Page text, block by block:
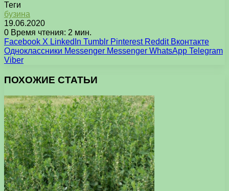
Теги
бузина
19.06.2020
0 Время чтения: 2 мин.
Facebook X LinkedIn Tumblr Pinterest Reddit Вконтакте
Одноклассники Messenger Messenger WhatsApp Telegram
Viber
ПОХОЖИЕ СТАТЬИ